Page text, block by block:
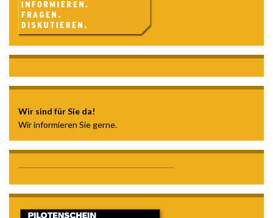
Wir sind für Sie da!
Wir informieren Sie gerne.